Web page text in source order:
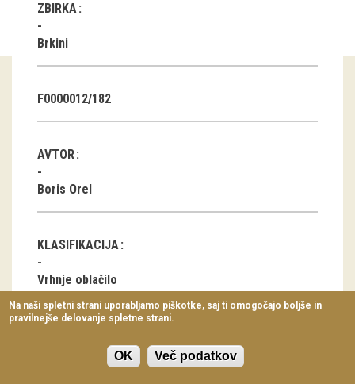
E-razstave
Virtualni sprehodi
Arhiv razstav
dogodki
Prireditve
Predavanja
Delavnice
Vodeni ogledi
ZBIRKA
Brkini
F0000012/182
AVTOR
Boris Orel
KLASIFIKACIJA
Vrhnje oblačilo
Na naši spletni strani uporabljamo piškotke, saj ti omogočajo boljše in
pravilnejše delovanje spletne strani.
OK Več podatkov